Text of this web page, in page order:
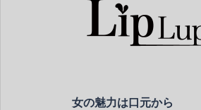
女の魅力は口元から